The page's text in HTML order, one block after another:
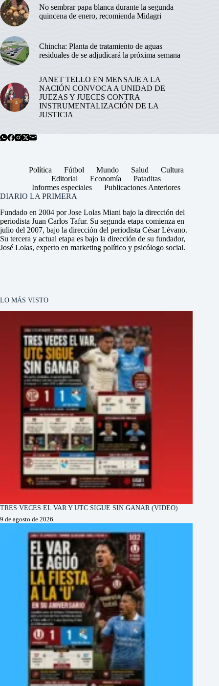
No sembrar papa blanca durante la segunda
quincena de enero, recomienda Midagri
Chincha: Planta de tratamiento de aguas
residuales de se adjudicará la próxima semana
JANET TELLO EN MENSAJE A LA
NACIÓN CONVOCA A UNIDAD DE
JUEZAS Y JUECES CONTRA
INSTRUMENTALIZACIÓN DE LA
JUSTICIA
Política Fútbol Mundo Salud
Cultura
Editorial
Economía
Pataditas
Informes especiales
Publicaciones Anteriores
DIARIO LA PRIMERA
Fundado en 2004 por Jose Lolas Miani bajo la dirección del
periodista Juan Carlos Tafur. Su segunda etapa comienza en
julio del 2007, bajo la dirección del periodista César Lévano.
Su tercera y actual etapa es bajo la dirección de su fundador,
José Lolas, experto en marketing político y psicólogo social.
LO MÁS VISTO
TRES VECES EL VAR Y UTC SIGUE SIN GANAR (VIDEO)
9 de agosto de 2026